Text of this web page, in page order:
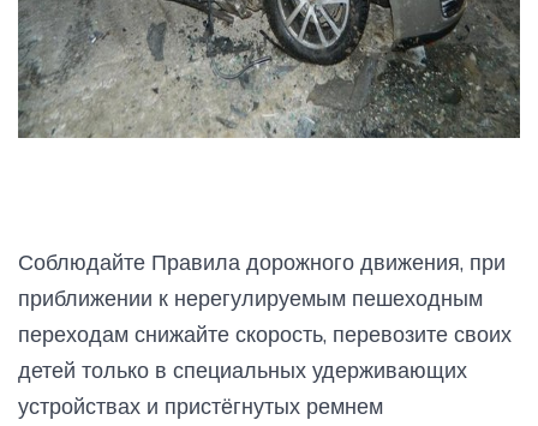
Соблюдайте Правила дорожного движения, при
приближении к нерегулируемым пешеходным
переходам снижайте скорость, перевозите своих
детей только в специальных удерживающих
устройствах и пристёгнутых ремнем